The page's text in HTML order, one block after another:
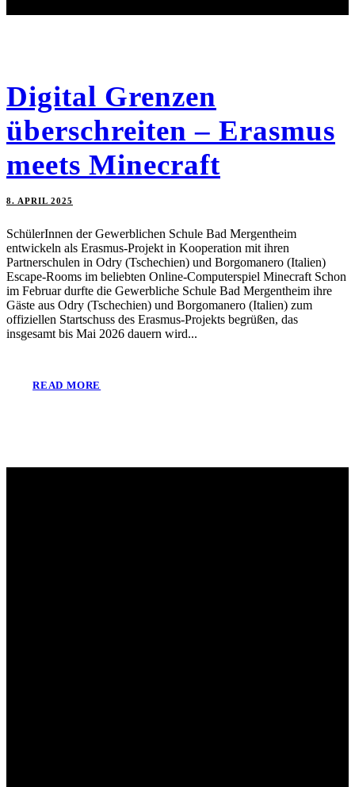
Digital Grenzen
überschreiten – Erasmus
meets Minecraft
8. APRIL 2025
SchülerInnen der Gewerblichen Schule Bad Mergentheim
entwickeln als Erasmus-Projekt in Kooperation mit ihren
Partnerschulen in Odry (Tschechien) und Borgomanero (Italien)
Escape-Rooms im beliebten Online-Computerspiel Minecraft Schon
im Februar durfte die Gewerbliche Schule Bad Mergentheim ihre
Gäste aus Odry (Tschechien) und Borgomanero (Italien) zum
offiziellen Startschuss des Erasmus-Projekts begrüßen, das
insgesamt bis Mai 2026 dauern wird...
READ MORE